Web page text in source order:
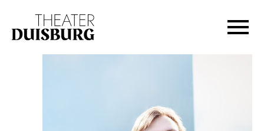
Zur Hauptnavigation springen
Zum Footer springen